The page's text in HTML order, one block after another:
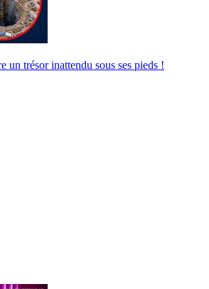
un trésor inattendu sous ses pieds !